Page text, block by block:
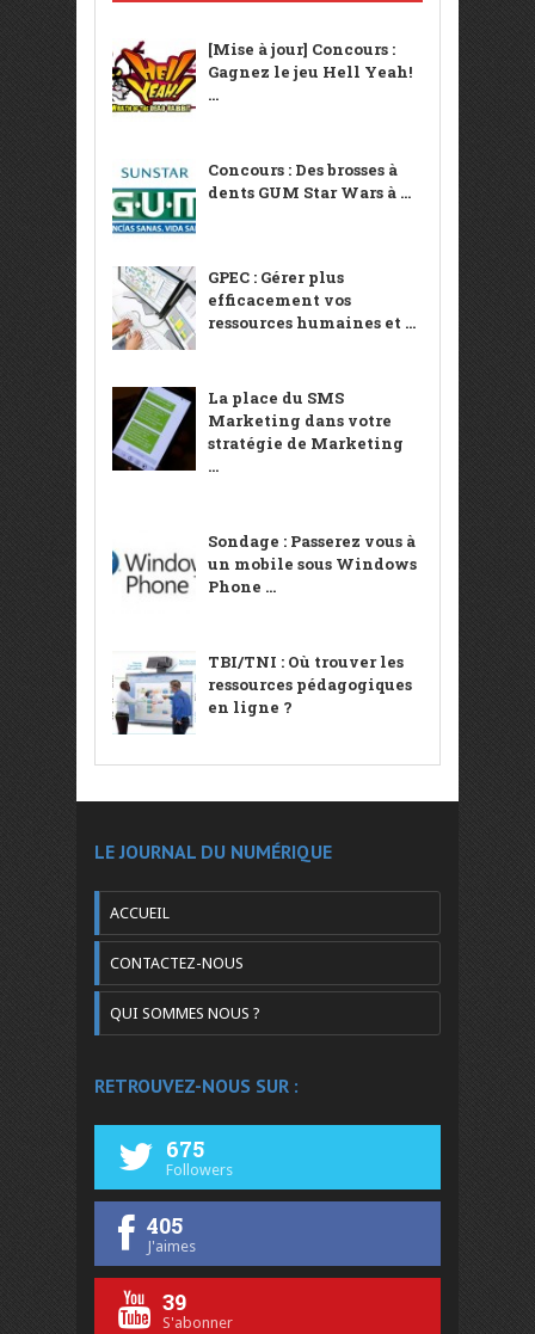
[Mise à jour] Concours :
Gagnez le jeu Hell Yeah!
...
Concours : Des brosses à
dents GUM Star Wars à ...
GPEC : Gérer plus
efficacement vos
ressources humaines et ...
La place du SMS
Marketing dans votre
stratégie de Marketing
...
Sondage : Passerez vous à
un mobile sous Windows
Phone ...
TBI/TNI : Où trouver les
ressources pédagogiques
en ligne ?
LE JOURNAL DU NUMÉRIQUE
ACCUEIL
CONTACTEZ-NOUS
QUI SOMMES NOUS ?
RETROUVEZ-NOUS SUR :
675
Followers
405
J'aimes
39
S'abonner